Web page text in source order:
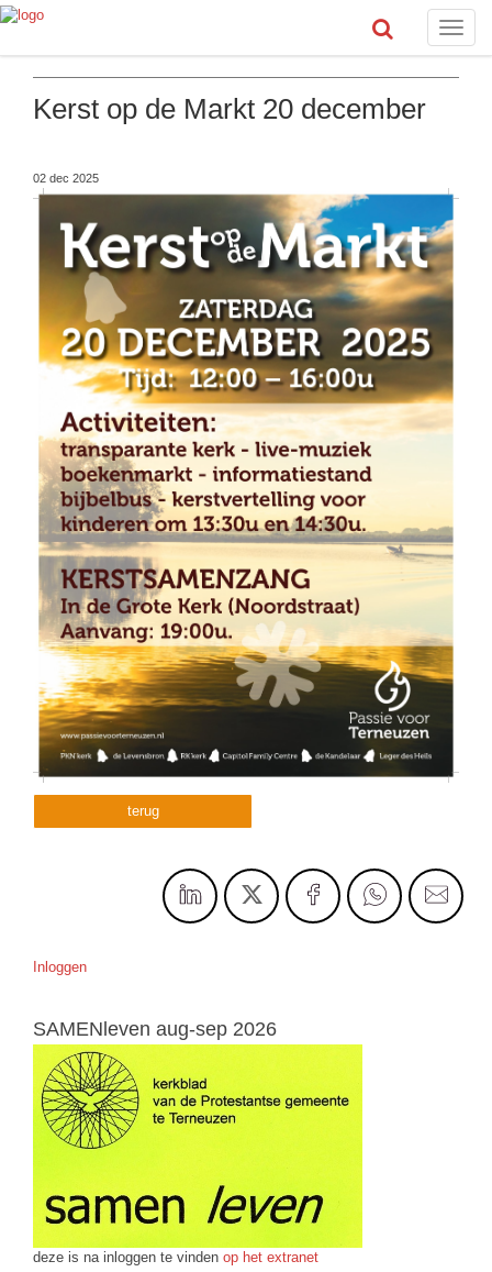
Toggle
Kerst op de Markt 20 december
02 dec 2025
terug
Inloggen
SAMENleven aug-sep 2026
deze is na inloggen te vinden op het extranet